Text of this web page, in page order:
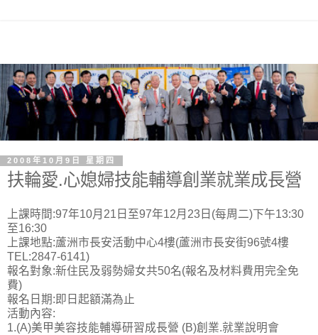
2008年10月9日 星期四
扶輪愛.心媳婦技能輔導創業就業成長營
上課時間:97年10月21日至97年12月23日(每周二)下午13:30
至16:30
上課地點:蘆洲市長安活動中心4樓(蘆洲市長安街96號4樓
TEL:2847-6141)
報名對象:新住民及弱勢婦女共50名(報名及材料費用完全免
費)
報名日期:即日起額滿為止
活動內容:
1.(A)美甲美容技能輔導研習成長營 (B)創業.就業說明會